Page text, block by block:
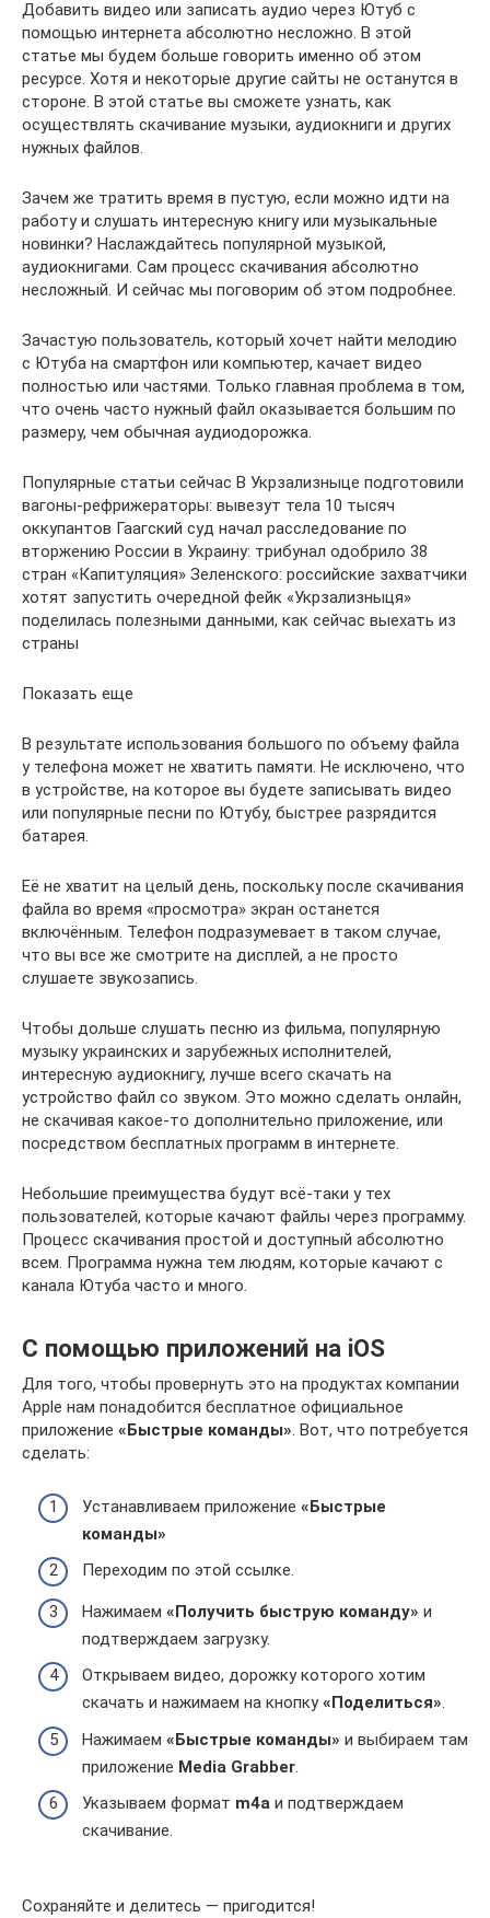
Добавить видео или записать аудио через Ютуб с
помощью интернета абсолютно несложно. В этой
статье мы будем больше говорить именно об этом
ресурсе. Хотя и некоторые другие сайты не останутся в
стороне. В этой статье вы сможете узнать, как
осуществлять скачивание музыки, аудиокниги и других
нужных файлов.
Зачем же тратить время в пустую, если можно идти на
работу и слушать интересную книгу или музыкальные
новинки? Наслаждайтесь популярной музыкой,
аудиокнигами. Сам процесс скачивания абсолютно
несложный. И сейчас мы поговорим об этом подробнее.
Зачастую пользователь, который хочет найти мелодию
с Ютуба на смартфон или компьютер, качает видео
полностью или частями. Только главная проблема в том,
что очень часто нужный файл оказывается большим по
размеру, чем обычная аудиодорожка.
Популярные статьи сейчас В Укрзализныце подготовили
вагоны-рефрижераторы: вывезут тела 10 тысяч
оккупантов Гаагский суд начал расследование по
вторжению России в Украину: трибунал одобрило 38
стран «Капитуляция» Зеленского: российские захватчики
хотят запустить очередной фейк «Укрзализныця»
поделилась полезными данными, как сейчас выехать из
страны
Показать еще
В результате использования большого по объему файла
у телефона может не хватить памяти. Не исключено, что
в устройстве, на которое вы будете записывать видео
или популярные песни по Ютубу, быстрее разрядится
батарея.
Её не хватит на целый день, поскольку после скачивания
файла во время «просмотра» экран останется
включённым. Телефон подразумевает в таком случае,
что вы все же смотрите на дисплей, а не просто
слушаете звукозапись.
Чтобы дольше слушать песню из фильма, популярную
музыку украинских и зарубежных исполнителей,
интересную аудиокнигу, лучше всего скачать на
устройство файл со звуком. Это можно сделать онлайн,
не скачивая какое-то дополнительно приложение, или
посредством бесплатных программ в интернете.
Небольшие преимущества будут всё-таки у тех
пользователей, которые качают файлы через программу.
Процесс скачивания простой и доступный абсолютно
всем. Программа нужна тем людям, которые качают с
канала Ютуба часто и много.
С помощью приложений на iOS
Для того, чтобы провернуть это на продуктах компании
Apple нам понадобится бесплатное официальное
приложение «Быстрые команды». Вот, что потребуется
сделать:
Устанавливаем приложение «Быстрые
команды»
Переходим по этой ссылке.
Нажимаем «Получить быструю команду» и
подтверждаем загрузку.
Открываем видео, дорожку которого хотим
скачать и нажимаем на кнопку«Поделиться».
Нажимаем «Быстрые команды» и выбираем там
приложение Media Grabber.
Указываем формат m4a и подтверждаем
скачивание.
Сохраняйте и делитесь — пригодится!